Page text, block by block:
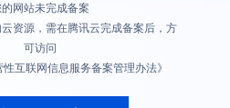
网站未完成备案
资源，需在腾讯云完成备案后，方
可访问
互联网信息服务备案管理办法》